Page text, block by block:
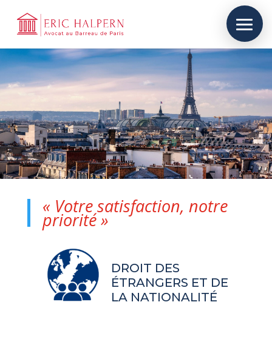
« Votre satisfaction, notre
priorité »
DROIT DES
ÉTRANGERS ET DE
LA NATIONALITÉ